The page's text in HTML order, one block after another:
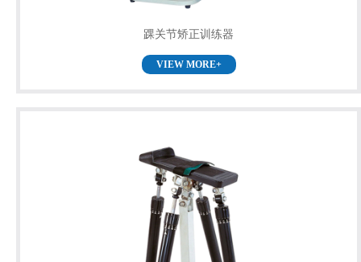
踝关节矫正训练器
VIEW MORE+